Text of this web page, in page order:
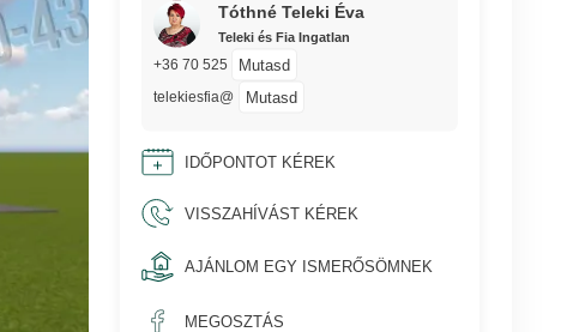
Tóthné Teleki Éva
Teleki és Fia Ingatlan
+36 70 525 Mutasd
telekiesfia@ Mutasd
IDŐPONTOT KÉREK
VISSZAHÍVÁST KÉREK
AJÁNLOM EGY ISMERŐSÖMNEK
MEGOSZTÁS